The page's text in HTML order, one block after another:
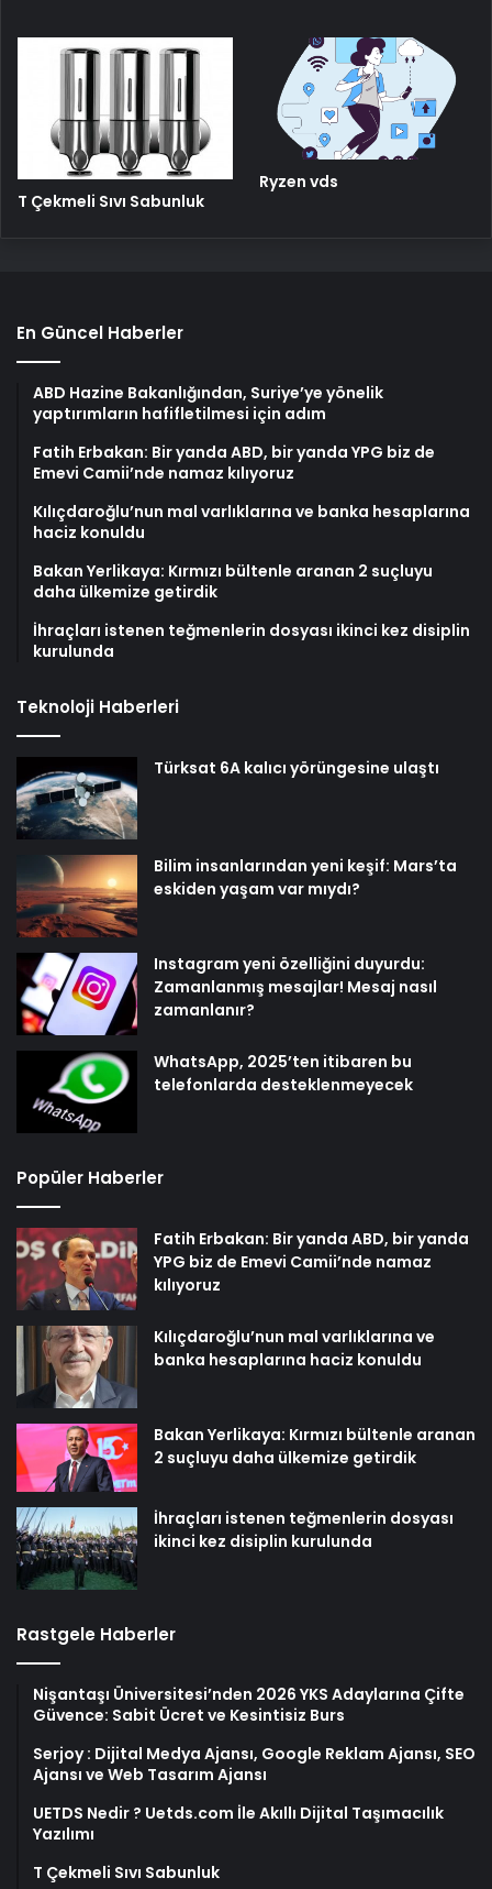
T Çekmeli Sıvı Sabunluk
Ryzen vds
En Güncel Haberler
ABD Hazine Bakanlığından, Suriye’ye yönelik
yaptırımların hafifletilmesi için adım
Fatih Erbakan: Bir yanda ABD, bir yanda YPG biz de
Emevi Camii’nde namaz kılıyoruz
Kılıçdaroğlu’nun mal varlıklarına ve banka hesaplarına
haciz konuldu
Bakan Yerlikaya: Kırmızı bültenle aranan 2 suçluyu
daha ülkemize getirdik
İhraçları istenen teğmenlerin dosyası ikinci kez disiplin
kurulunda
Teknoloji Haberleri
Türksat 6A kalıcı yörüngesine ulaştı
Bilim insanlarından yeni keşif: Mars’ta
eskiden yaşam var mıydı?
Instagram yeni özelliğini duyurdu:
Zamanlanmış mesajlar! Mesaj nasıl
zamanlanır?
WhatsApp, 2025’ten itibaren bu
telefonlarda desteklenmeyecek
Popüler Haberler
Fatih Erbakan: Bir yanda ABD, bir yanda
YPG biz de Emevi Camii’nde namaz
kılıyoruz
Kılıçdaroğlu’nun mal varlıklarına ve
banka hesaplarına haciz konuldu
Bakan Yerlikaya: Kırmızı bültenle aranan
2 suçluyu daha ülkemize getirdik
İhraçları istenen teğmenlerin dosyası
ikinci kez disiplin kurulunda
Rastgele Haberler
Nişantaşı Üniversitesi’nden 2026 YKS Adaylarına Çifte
Güvence: Sabit Ücret ve Kesintisiz Burs
Serjoy : Dijital Medya Ajansı, Google Reklam Ajansı, SEO
Ajansı ve Web Tasarım Ajansı
UETDS Nedir ? Uetds.com İle Akıllı Dijital Taşımacılık
Yazılımı
T Çekmeli Sıvı Sabunluk